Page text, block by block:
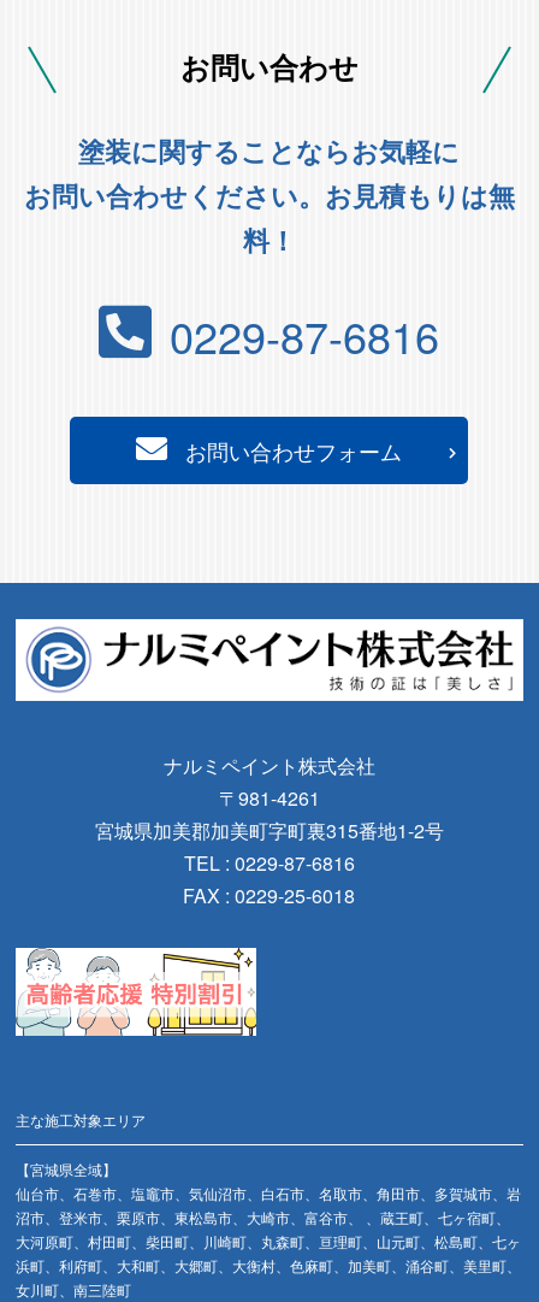
お問い合わせ
塗装に関することならお気軽に
お問い合わせください。お見積もりは無
料！
0229-87-6816
お問い合わせフォーム
ナルミペイント株式会社
〒981-4261
宮城県加美郡加美町字町裏315番地1-2号
TEL : 0229-87-6816
FAX : 0229-25-6018
主な施工対象エリア
【宮城県全域】
仙台市、石巻市、塩竈市、気仙沼市、白石市、名取市、角田市、多賀城市、岩
沼市、登米市、栗原市、東松島市、大崎市、富谷市、 、蔵王町、七ヶ宿町、
大河原町、村田町、柴田町、川崎町、丸森町、亘理町、山元町、松島町、七ヶ
浜町、利府町、大和町、大郷町、大衡村、色麻町、加美町、涌谷町、美里町、
女川町、南三陸町